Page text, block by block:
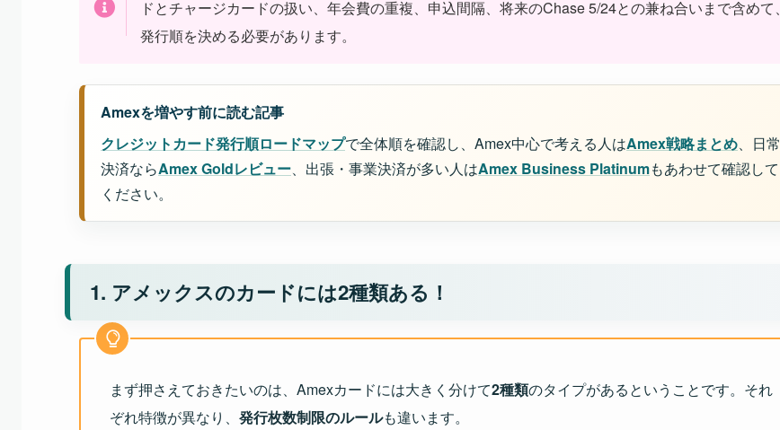
ドとチャージカードの扱い、年会費の重複、申込間隔、将来のChase 5/24との兼ね合いまで含めて、
発行順を決める必要があります。
Amexを増やす前に読む記事
クレジットカード発行順ロードマップで全体順を確認し、Amex中心で考える人はAmex戦略まとめ、日常
決済ならAmex Goldレビュー、出張・事業決済が多い人はAmex Business Platinumもあわせて確認して
ください。
1. アメックスのカードには2種類ある！
まず押さえておきたいのは、Amexカードには大きく分けて2種類のタイプがあるということです。それ
ぞれ特徴が異なり、 発行枚数制限のルールも違います。